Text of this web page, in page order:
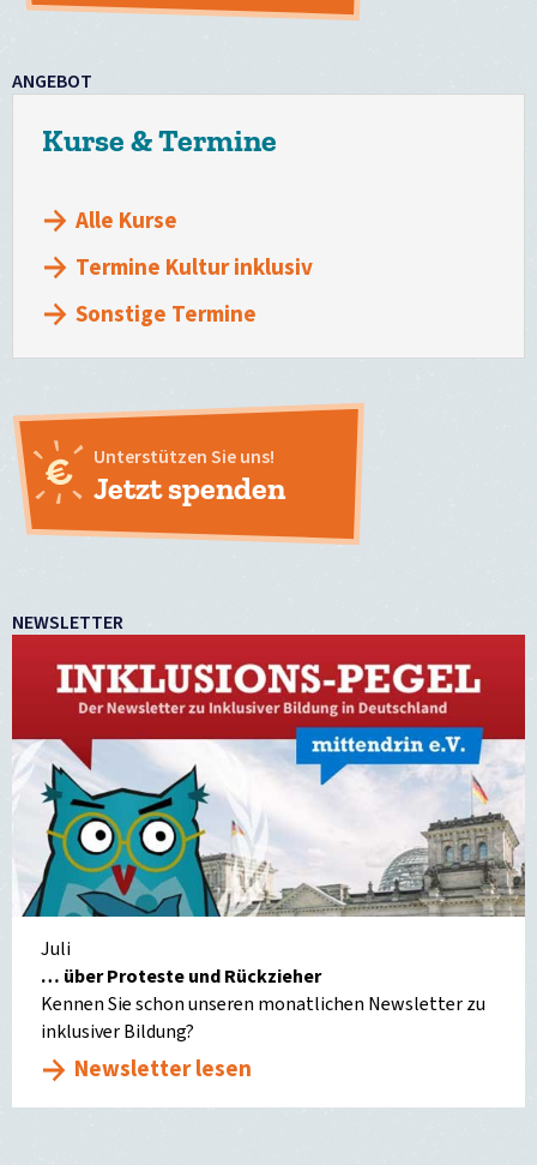
ANGEBOT
Kurse & Termine
Alle Kurse
Termine Kultur inklusiv
Sonstige Termine
Unterstützen Sie uns!
Jetzt spenden
NEWSLETTER
Juli
… über Proteste und Rückzieher
Kennen Sie schon unseren monatlichen Newsletter zu
inklusiver Bildung?
Newsletter lesen